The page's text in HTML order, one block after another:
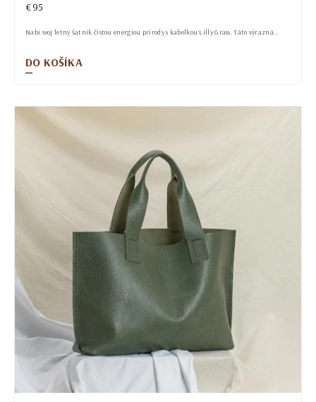
€95
DO KOŠÍKA
Nabi svoj letný šatník čistou energiou prírody s kabelkou Lilly Grass. Táto výrazná...